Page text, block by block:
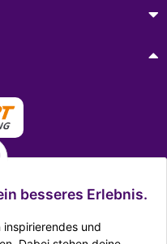
besseres Erlebnis.
und